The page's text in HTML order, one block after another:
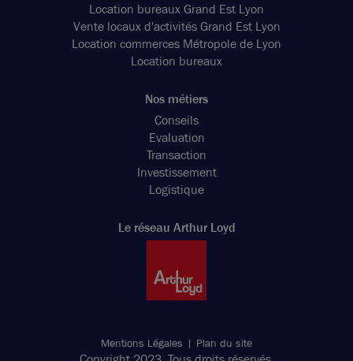
Location bureaux Grand Est Lyon
Vente locaux d'activités Grand Est Lyon
Location commerces Métropole de Lyon
Location bureaux
Nos métiers
Conseils
Evaluation
Transaction
Investissement
Logistique
Le réseau Arthur Loyd
Mentions Légales Plan du site